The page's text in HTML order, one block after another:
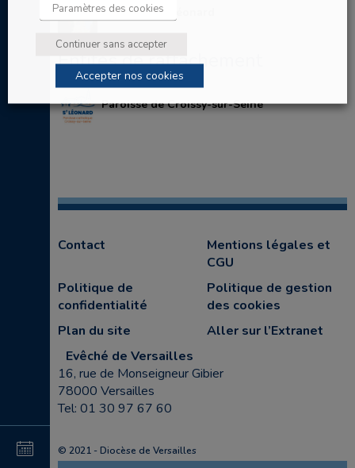
au
Eglise Saint-Léonard
Entités de rattachement
Paroisse de Croissy-sur-Seine
Contact
Mentions légales et
CGU
Politique de
confidentialité
Politique de gestion
des cookies
Plan du site
Aller sur l’Extranet
Evêché de Versailles
16, rue de Monseigneur Gibier
78000 Versailles
Tel: 01 30 97 67 60
© 2021 - Diocèse de Versailles
Paramètres des cookies
Continuer sans accepter
Accepter nos cookies